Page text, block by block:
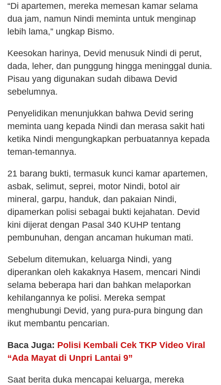
“Di apartemen, mereka memesan kamar selama
dua jam, namun Nindi meminta untuk menginap
lebih lama,” ungkap Bismo.
Keesokan harinya, Devid menusuk Nindi di perut,
dada, leher, dan punggung hingga meninggal dunia.
Pisau yang digunakan sudah dibawa Devid
sebelumnya.
Penyelidikan menunjukkan bahwa Devid sering
meminta uang kepada Nindi dan merasa sakit hati
ketika Nindi mengungkapkan perbuatannya kepada
teman-temannya.
21 barang bukti, termasuk kunci kamar apartemen,
asbak, selimut, seprei, motor Nindi, botol air
mineral, garpu, handuk, dan pakaian Nindi,
dipamerkan polisi sebagai bukti kejahatan. Devid
kini dijerat dengan Pasal 340 KUHP tentang
pembunuhan, dengan ancaman hukuman mati.
Sebelum ditemukan, keluarga Nindi, yang
diperankan oleh kakaknya Hasem, mencari Nindi
selama beberapa hari dan bahkan melaporkan
kehilangannya ke polisi. Mereka sempat
menghubungi Devid, yang pura-pura bingung dan
ikut membantu pencarian.
Baca Juga: Polisi Kembali Cek TKP Video Viral
“Ada Mayat di Unpri Lantai 9”
Saat berita duka mencapai keluarga, mereka